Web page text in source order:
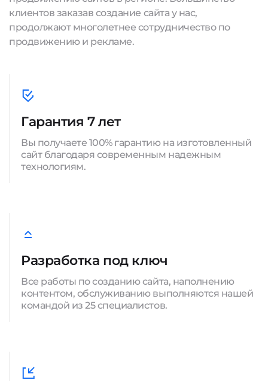
клиентов заказав создание сайта у нас,
продолжают многолетнее сотрудничество по
продвижению и рекламе.
Гарантия 7 лет
Вы получаете 100% гарантию на изготовленный
сайт благодаря современным надежным
технологиям.
Разработка под ключ
Все работы по созданию сайта, наполнению
контентом, обслуживанию выполняются нашей
командой из 25 специалистов.